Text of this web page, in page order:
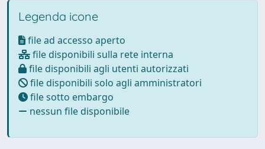
Legenda icone
file ad accesso aperto
file disponibili sulla rete interna
file disponibili agli utenti autorizzati
file disponibili solo agli amministratori
file sotto embargo
nessun file disponibile